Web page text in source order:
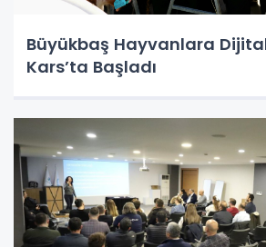
Büyükbaş Hayvanlara Dijital
Kars’ta Başladı